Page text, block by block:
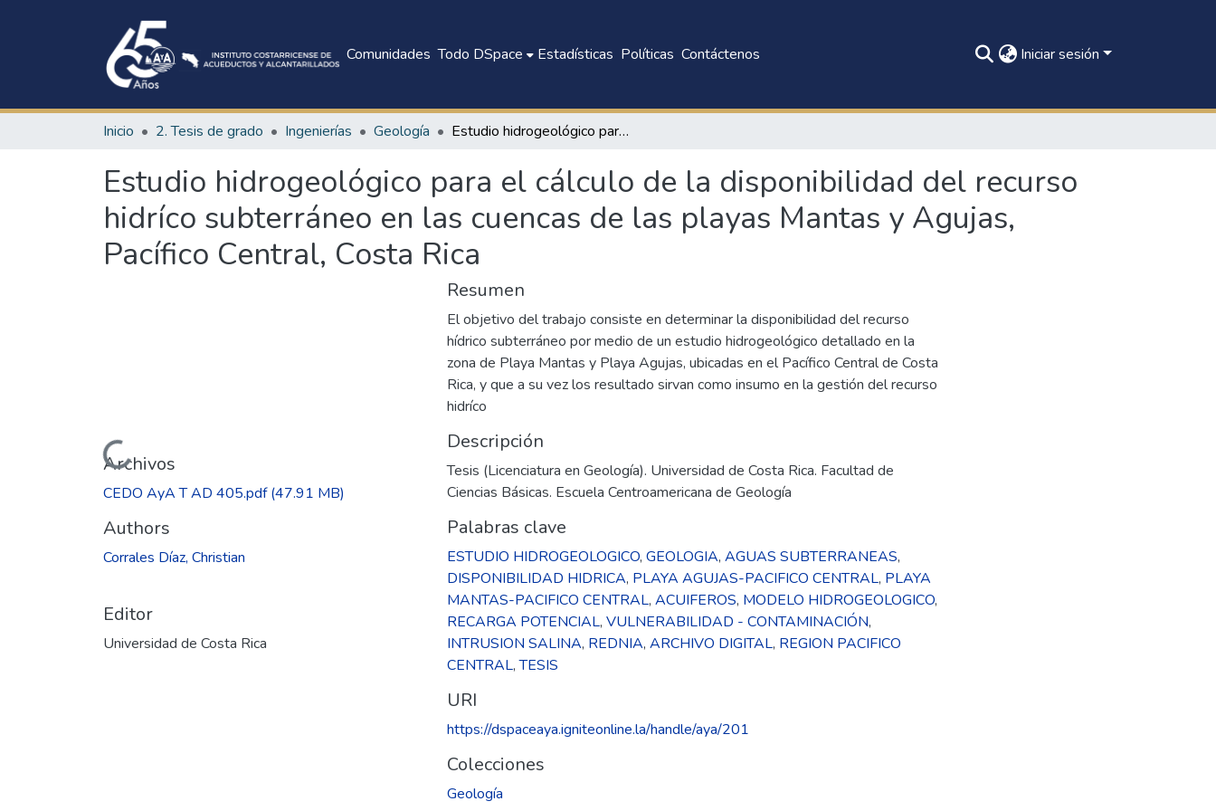
Comunidades Todo DSpace Estadísticas Políticas Contáctenos Iniciar sesión
Inicio 2. Tesis de grado Ingenierías Geología Estudio hidrogeológico para el cálculo de la disponibilidad del recurso hidríco subterráneo en las cuencas de las playas Mantas y Agujas, Pacífico Central, Costa Rica
Estudio hidrogeológico para el cálculo de la disponibilidad del recurso
hidríco subterráneo en las cuencas de las playas Mantas y Agujas,
Pacífico Central, Costa Rica
Cargando...
Archivos
CEDO AyA T AD 405.pdf(47.91 MB)
Authors
Corrales Díaz, Christian
Editor
Universidad de Costa Rica
Resumen
El objetivo del trabajo consiste en determinar la disponibilidad del recurso
hídrico subterráneo por medio de un estudio hidrogeológico detallado en la
zona de Playa Mantas y Playa Agujas, ubicadas en el Pacífico Central de Costa
Rica, y que a su vez los resultado sirvan como insumo en la gestión del recurso
hidríco
Descripción
Tesis (Licenciatura en Geología). Universidad de Costa Rica. Facultad de
Ciencias Básicas. Escuela Centroamericana de Geología
Palabras clave
ESTUDIO HIDROGEOLOGICO, GEOLOGIA, AGUAS SUBTERRANEAS,
DISPONIBILIDAD HIDRICA, PLAYA AGUJAS-PACIFICO CENTRAL, PLAYA
MANTAS-PACIFICO CENTRAL, ACUIFEROS, MODELO HIDROGEOLOGICO,
RECARGA POTENCIAL, VULNERABILIDAD - CONTAMINACIÓN,
INTRUSION SALINA, REDNIA, ARCHIVO DIGITAL, REGION PACIFICO
CENTRAL,TESIS
URI
https://dspaceaya.igniteonline.la/handle/aya/201
Colecciones
Geología